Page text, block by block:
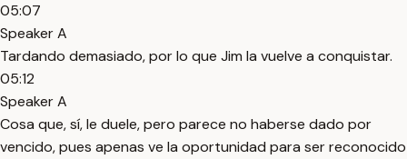
05:07
Speaker A
Tardando demasiado, por lo que Jim la vuelve a conquistar.
05:12
Speaker A
Cosa que, sí, le duele, pero parece no haberse dado por
vencido, pues apenas ve la oportunidad para ser reconocido